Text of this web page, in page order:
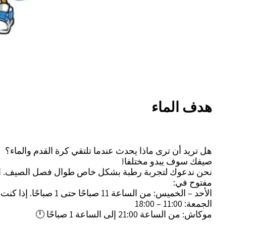
هدف الماء
هل تريد أن ترى ماذا يحدث عندما تلتقي كرة القدم والماء؟
صيفك سوف يبدو مختلفا!
نحن ندعوك لتجربة رطبة بشكل خاص طوال فصل الصيف.
مفتوح في:
الأحد – الخميس: من الساعة 11 صباحًا حتى 1 صباحًا. إذا كنت تريد تجاوز ساعات العمل، يرجى الاتصال بنا.
الجمعة: 11:00 – 18:00
موكاش: من الساعة 21:00 إلى الساعة 1 صباحًا 🕛